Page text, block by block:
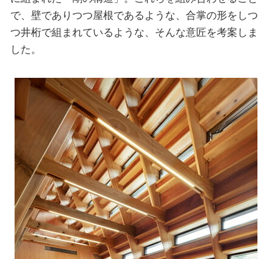
で、壁でありつつ屋根であるような、合掌の形をしつ
つ井桁で組まれているような、そんな意匠を考案しま
した。